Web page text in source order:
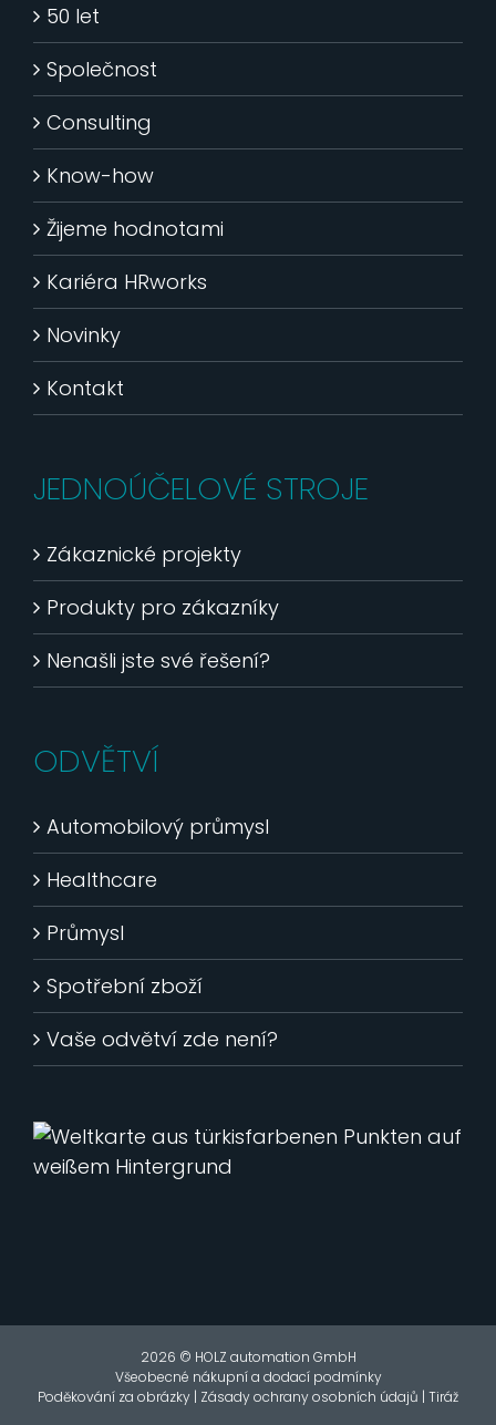
50 let
Společnost
Consulting
Know-how
Žijeme hodnotami
Kariéra HRworks
Novinky
Kontakt
JEDNOÚČELOVÉ STROJE
Zákaznické projekty
Produkty pro zákazníky
Nenašli jste své řešení?
ODVĚTVÍ
Automobilový průmysl
Healthcare
Průmysl
Spotřební zboží
Vaše odvětví zde není?
2026 © HOLZ automation GmbH
Všeobecné nákupní a dodací podmínky
Poděkování za obrázky | Zásady ochrany osobních údajů | Tiráž